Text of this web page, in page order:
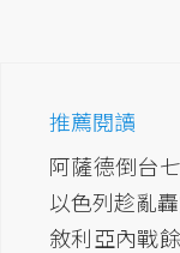
推薦閱讀
阿薩德倒台
以色列趁亂
敘利亞內戰